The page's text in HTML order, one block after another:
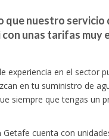
que nuestro
unas tarifas muy
experiencia en el sector
en tu suministro de
siempre que tengas un
cuenta con